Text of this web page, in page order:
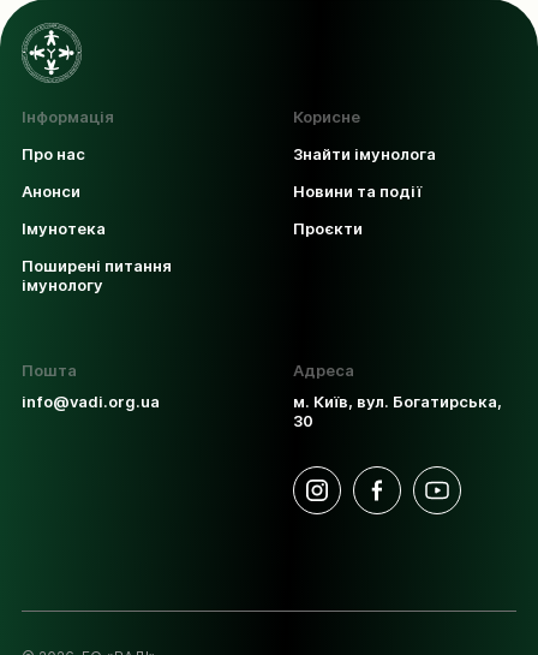
Інформація
Про нас
Анонси
Імунотека
Поширені питання
імунологу
Корисне
Знайти імунолога
Новини та події
Проєкти
Пошта
info@vadi.org.ua
Адреса
м. Київ, вул. Богатирська,
30